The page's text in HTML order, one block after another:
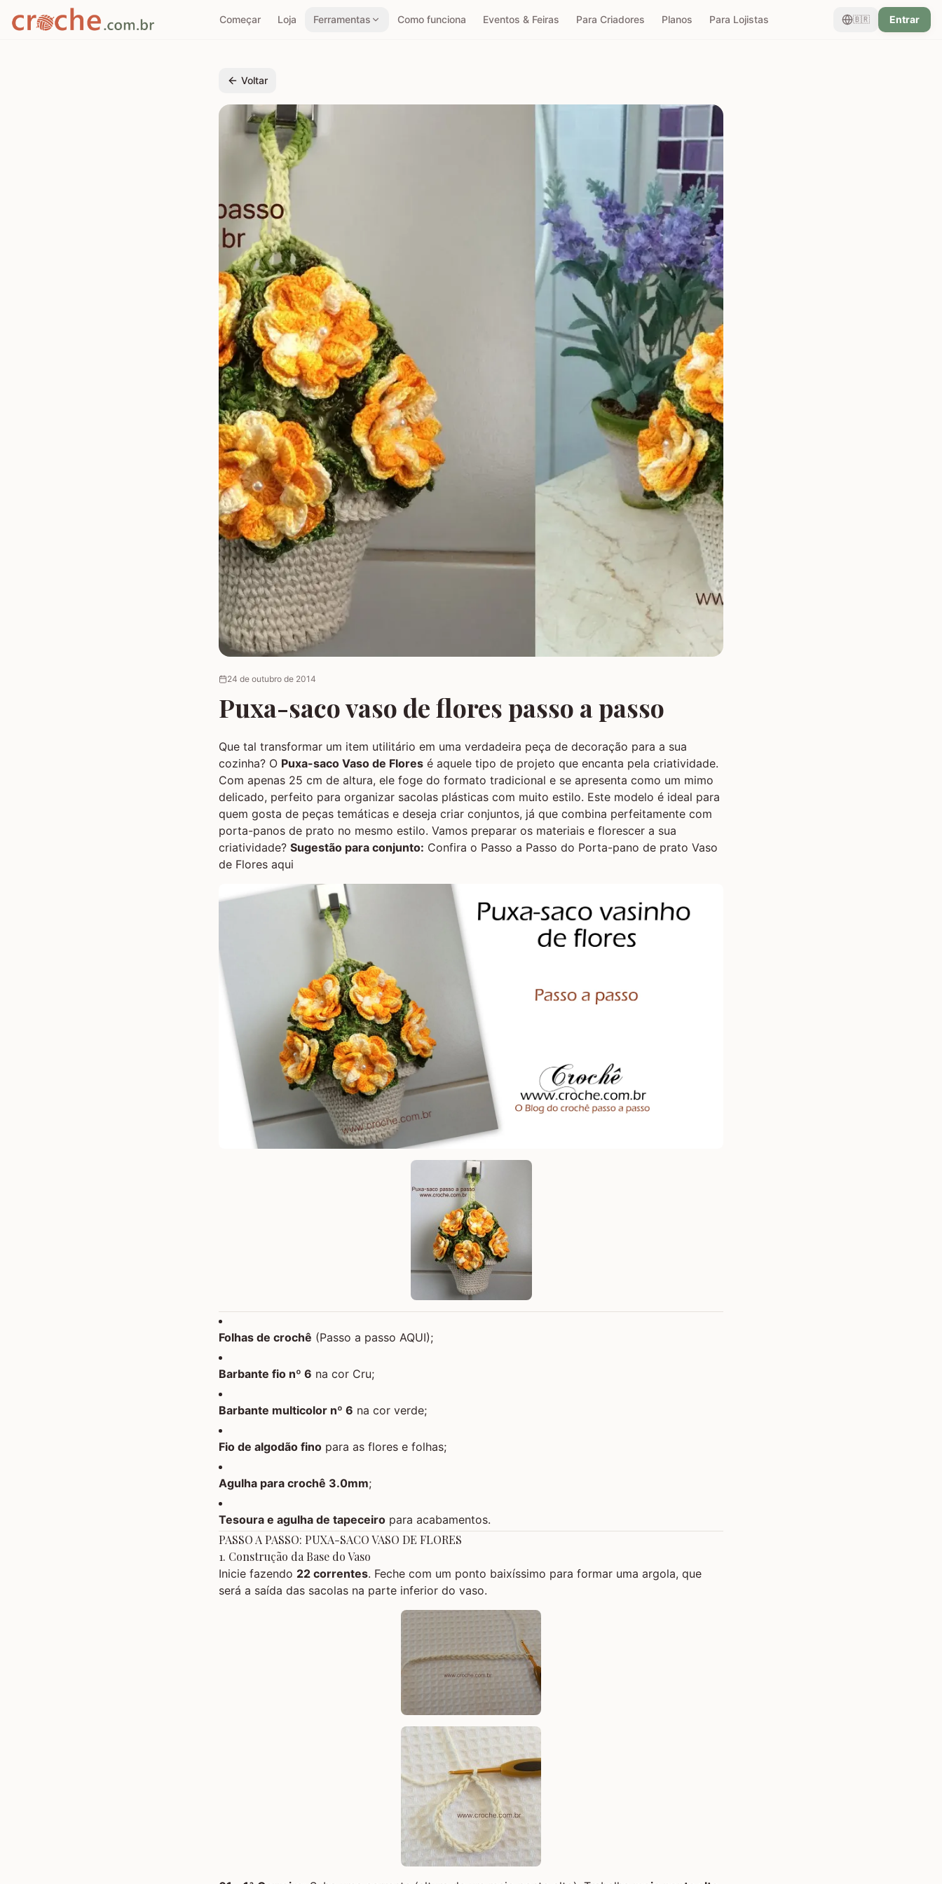
Começar Loja Ferramentas Como funciona Eventos & Feiras Para Criadores Planos Para Lojistas 🇧🇷 Entrar
Voltar
24 de outubro de 2014
Puxa-saco vaso de flores passo a passo
Que tal transformar um item utilitário em uma verdadeira peça de decoração para a sua
cozinha? O Puxa-saco Vaso de Flores é aquele tipo de projeto que encanta pela criatividade.
Com apenas 25 cm de altura, ele foge do formato tradicional e se apresenta como um mimo
delicado, perfeito para organizar sacolas plásticas com muito estilo. Este modelo é ideal para
quem gosta de peças temáticas e deseja criar conjuntos, já que combina perfeitamente com
porta-panos de prato no mesmo estilo. Vamos preparar os materiais e florescer a sua
criatividade? Sugestão para conjunto: Confira o Passo a Passo do Porta-pano de prato Vaso
de Flores aqui
Folhas de crochê (Passo a passo AQUI);
Barbante fio nº 6 na cor Cru;
Barbante multicolor nº 6 na cor verde;
Fio de algodão fino para as flores e folhas;
Agulha para crochê 3.0mm;
Tesoura e agulha de tapeceiro para acabamentos.
PASSO A PASSO: PUXA-SACO VASO DE FLORES
1. Construção da Base do Vaso
Inicie fazendo 22 correntes. Feche com um ponto baixíssimo para formar uma argola, que
será a saída das sacolas na parte inferior do vaso.